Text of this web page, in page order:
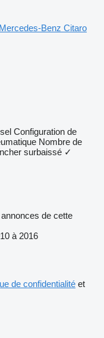
Benz Citaro
Configuration de
Nombre de
surbaissé ✓
de cette
à 2016
de confidentialité et